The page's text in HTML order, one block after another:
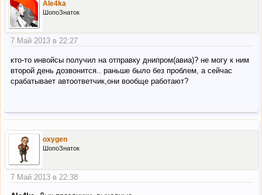
Ale4ka
ШопоЗнаток
7 Май 2013 в 22:27
кто-то инвойсы получил на отправку днипром(авиа)? не могу к ним
второй день дозвонится.. раньше было без проблем, а сейчас
срабатывает автоответчик,они вообще работают?
oxygen
ШопоЗнаток
7 Май 2013 в 22:38